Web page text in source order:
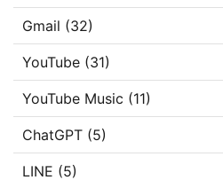
Gmail (32)
YouTube (31)
YouTube Music (11)
ChatGPT (5)
LINE (5)